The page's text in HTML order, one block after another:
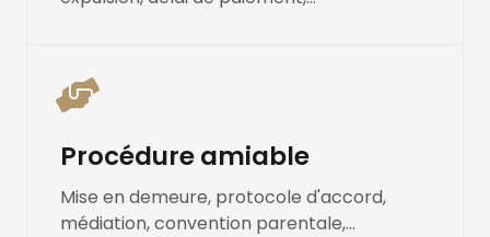
Procédure amiable
Mise en demeure, protocole d'accord,
médiation, convention parentale,...